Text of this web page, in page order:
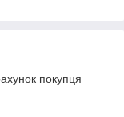
покупця